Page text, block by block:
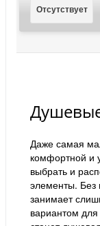
Отсутствует
Даже самая
комфортной и
выбрать и
элементы. Без
занимает
вариантом